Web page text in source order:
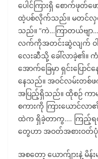
ပေါင်ကြားရှိ စောက်ဖုတ်ဖ
ထဲ့ပစ်လိုက်သည်။ မတင်လှတ
သည်။ “ကဲ…ကြာတယ်ဗျာ
လက်ကိုအတင်းဆွဲလျက် ဝါ
လေးဆီသို့ ခေါ်လာခဲ့၏။ ကံ
အောက်ခြေမှာ ရှင်းပြေ
နေသည်။ အဝင်လမ်းတစ်
အပြည့်ရှိသည်။ ထိုစဉ် ကာ
စကားကို ကြားယောင်လ
ထဲက ရှိခဲ့တာကွ…. ကြည့်ရတဲ့
တွေဟာ အဝတ်အစားဝတ်ပုံ
အစတော့ ယောက်ျားနဲ့ မိန်